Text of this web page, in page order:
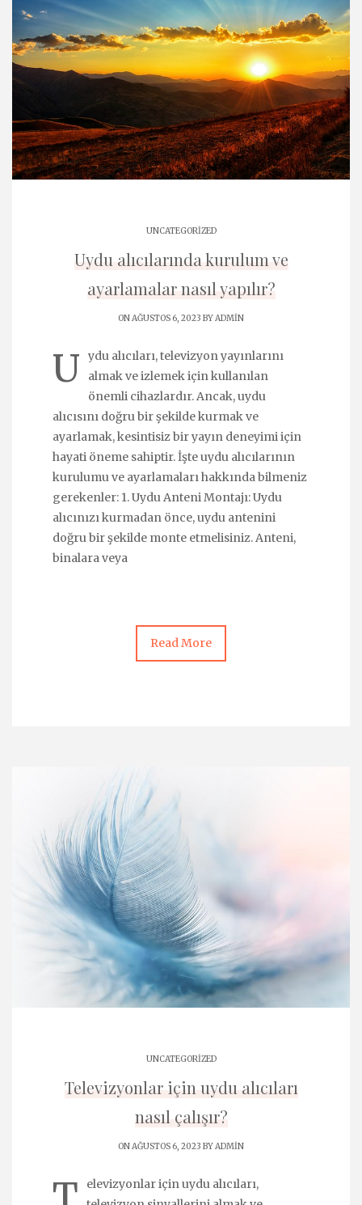
UNCATEGORIZED
Uydu alıcılarında kurulum ve
ayarlamalar nasıl yapılır?
ON AĞUSTOS 6, 2023 BYADMIN
U
ydu alıcıları, televizyon yayınlarını
almak ve izlemek için kullanılan
önemli cihazlardır. Ancak, uydu
alıcısını doğru bir şekilde kurmak ve
ayarlamak, kesintisiz bir yayın deneyimi için
hayati öneme sahiptir. İşte uydu alıcılarının
kurulumu ve ayarlamaları hakkında bilmeniz
gerekenler: 1. Uydu Anteni Montajı: Uydu
alıcınızı kurmadan önce, uydu antenini
doğru bir şekilde monte etmelisiniz. Anteni,
binalara veya
Read More
UNCATEGORIZED
Televizyonlar için uydu alıcıları
nasıl çalışır?
ON AĞUSTOS 6, 2023 BYADMIN
elevizyonlar için uydu alıcıları,